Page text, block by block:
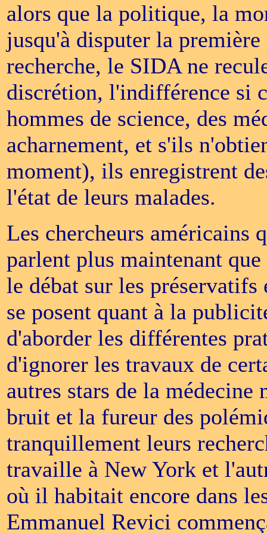
alors que la politique, la
jusqu'à disputer la
recherche, le SIDA ne
discrétion, l'indifférence si
hommes de science, des
acharnement, et s'ils
moment), ils enregistrent
l'état de leurs malades.
Les chercheurs
parlent plus maintenant
le débat sur les préservatifs
se posent quant à la
d'aborder les différentes
d'ignorer les travaux de
autres stars de la
bruit et la fureur des
tranquillement leurs
travaille à New York et
où il habitait encore dans
Emmanuel Revici